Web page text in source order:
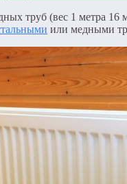
труб (вес 1 метра 16
или медными